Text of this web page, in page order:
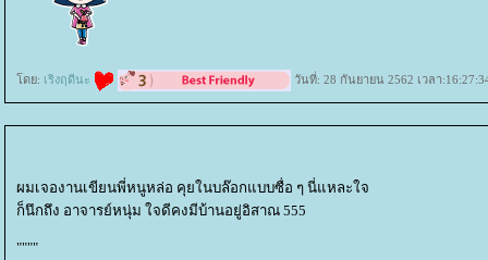
ดย: เริงฤดีนะ วันที่: 28 กันยายน 2562 เวลา
ผมเจองานเขียนพี่หนูหล่อ คุยในบล๊อกแบบซื่อ ๆ นี่แหละใจ
ก็นึกถึง อาจารย์หนุ่ม ใจดีคงมีบ้านอยู่อิสาณ 555
""""